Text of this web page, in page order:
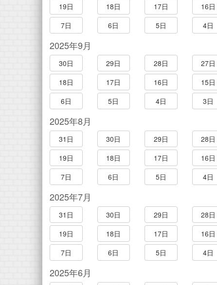
19日
18日 17日 16日
7日
6日 5日 4日
2025年9月
30日 29日 28日 27日
18日
17日 16日 15日
6日
5日 4日 3日
2025年8月
31日 30日 29日 28日
19日
18日 17日 16日
7日
6日 5日 4日
2025年7月
31日 30日 29日 28日
19日
18日 17日 16日
7日
6日 5日 4日
2025年6月